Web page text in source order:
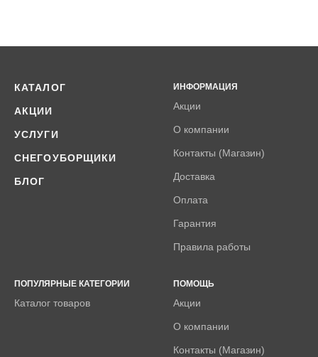
КАТАЛОГ
АКЦИИ
УСЛУГИ
СНЕГОУБОРЩИКИ
БЛОГ
ИНФОРМАЦИЯ
Акции
О компании
Контакты (Магазин)
Доставка
Оплата
Гарантия
Правила работы
ПОПУЛЯРНЫЕ КАТЕГОРИИ
Каталог товаров
ПОМОЩЬ
Акции
О компании
Контакты (Магазин)